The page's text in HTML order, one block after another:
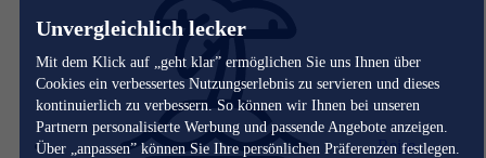
Unvergleichlich lecker
Mit dem Klick auf „geht klar” ermöglichen Sie uns Ihnen über
Cookies ein verbessertes Nutzungserlebnis zu servieren und dieses
kontinuierlich zu verbessern. So können wir Ihnen bei unseren
Partnern personalisierte Werbung und passende Angebote anzeigen.
Über „anpassen” können Sie Ihre persönlichen Präferenzen festlegen.
Reise